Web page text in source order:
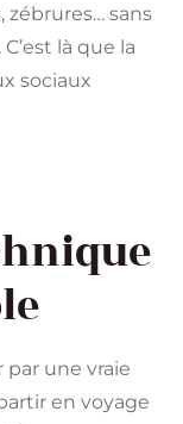
zébrures… sans
là que la
sociaux
par une vraie
en voyage